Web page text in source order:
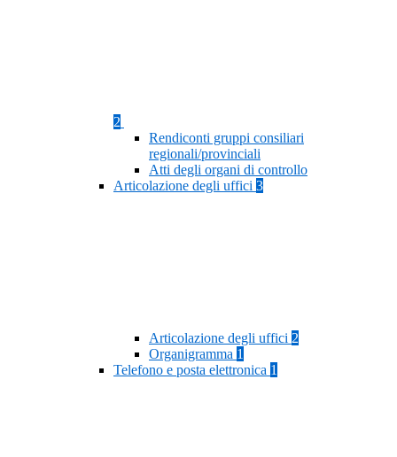
2
Rendiconti gruppi consiliari
regionali/provinciali
Atti degli organi di controllo
Articolazione degli uffici 3
Articolazione degli uffici 2
Organigramma 1
Telefono e posta elettronica 1